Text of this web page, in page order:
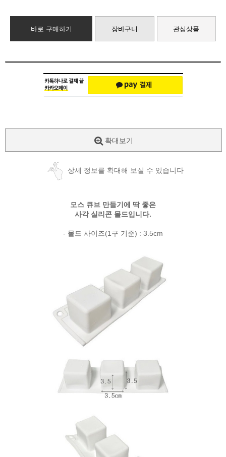
바로 구매하기 장바구니 관심상품
확대보기
상세 정보를 확대해 보실 수 있습니다
모스 큐브 만들기에 딱 좋은
사각 실리콘 몰드입니다.
- 몰드 사이즈(1구 기준) : 3.5cm